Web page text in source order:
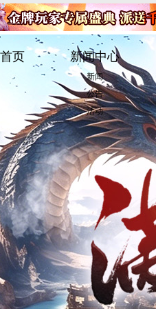
页 新闻中心
新闻
公告
活动